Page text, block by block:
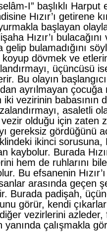
I” başlıklı
Hızır’ı getirene
başlayan
Hızır’ı
gelip bulamadığını
koyup dövmek ve
üçüncüsü
Bu olayın
ayrılmayan
iki vezirinin babasının
asaletli
vezir olduğu için zaten
gereksiz gördüğünü
ikinci sorusuna,
kaybolur. Burada
hem de ruhlarını
Bu efsanenin
arasında geçen
Burada padi­şah,
görür, kendi
vezirlerini azleder,
yanında çalışmakla